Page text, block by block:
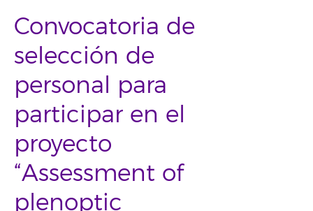
Convocatoria de
selección de
personal para
participar en el
proyecto
“Assessment of
plenoptic